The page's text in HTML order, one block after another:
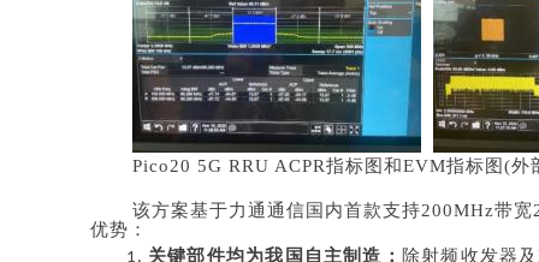
Pico20 5G RRU ACPR指标图和EVM指标图(外
该方案基于力通通信国内首款支持200MHz带宽
优势：
1. 关键部件均为我国自主制造： 除射频收发器及